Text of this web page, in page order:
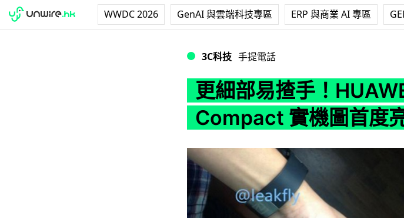
WWDC 2026 GenAI 與雲端科技專區 ERP 與商業 AI 專區
3C科技 手提電話
更細部易揸手！
Compact 實機圖首度